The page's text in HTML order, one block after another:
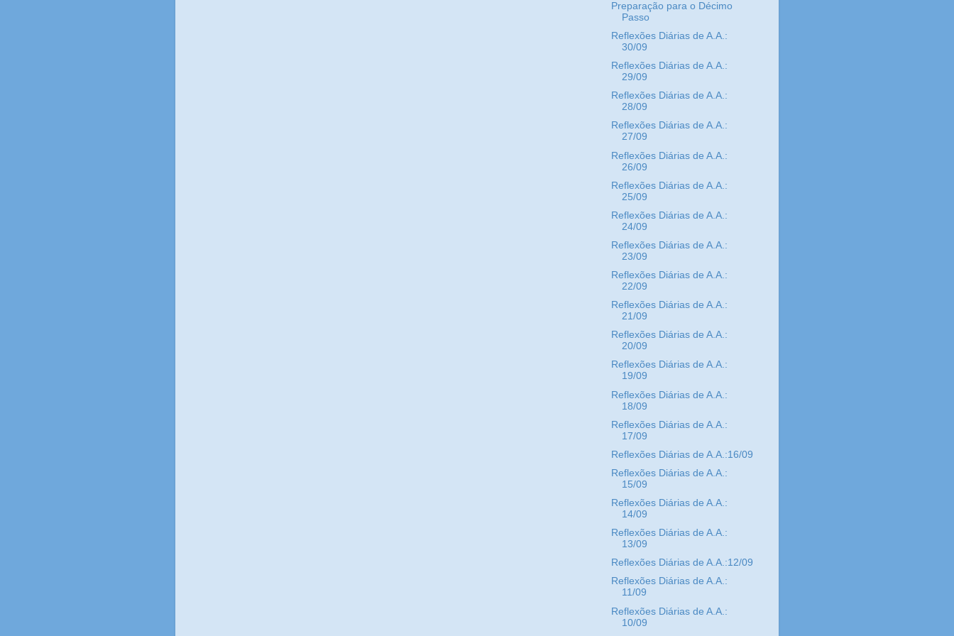
Preparação para o Décimo
Passo
Reflexões Diárias de A.A.:
30/09
Reflexões Diárias de A.A.:
29/09
Reflexões Diárias de A.A.:
28/09
Reflexões Diárias de A.A.:
27/09
Reflexões Diárias de A.A.:
26/09
Reflexões Diárias de A.A.:
25/09
Reflexões Diárias de A.A.:
24/09
Reflexões Diárias de A.A.:
23/09
Reflexões Diárias de A.A.:
22/09
Reflexões Diárias de A.A.:
21/09
Reflexões Diárias de A.A.:
20/09
Reflexões Diárias de A.A.:
19/09
Reflexões Diárias de A.A.:
18/09
Reflexões Diárias de A.A.:
17/09
Reflexões Diárias de A.A.:16/09
Reflexões Diárias de A.A.:
15/09
Reflexões Diárias de A.A.:
14/09
Reflexões Diárias de A.A.:
13/09
Reflexões Diárias de A.A.:12/09
Reflexões Diárias de A.A.:
11/09
Reflexões Diárias de A.A.:
10/09